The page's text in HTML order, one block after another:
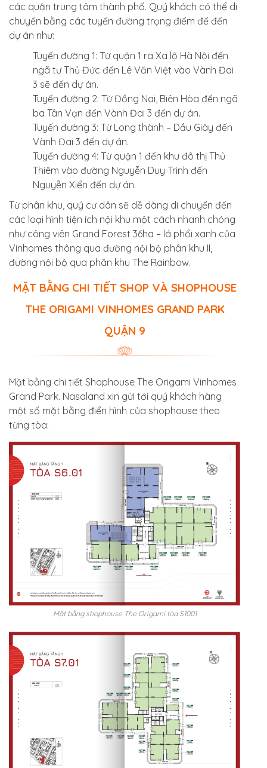
các quận trung tâm thành phố. Quý khách có thể di
chuyển bằng các tuyến đường trọng điểm để đến
dự án như:
Tuyến đường 1: Từ quận 1 ra Xa lộ Hà Nội đến
ngã tư Thủ Đức đến Lê Văn Việt vào Vành Đai
3 sẽ đến dự án.
Tuyến đường 2: Từ Đồng Nai, Biên Hòa đến ngã
ba Tân Vạn đến Vành Đai 3 đến dự án.
Tuyến đường 3: Từ Long thành – Dầu Giây đến
Vành Đai 3 đến dự án.
Tuyến đường 4: Từ quận 1 đến khu đô thị Thủ
Thiêm vào đường Nguyễn Duy Trinh đến
Nguyễn Xiển đến dự án.
Từ phân khu, quý cư dân sẽ dễ dàng di chuyển đến
các loại hình tiện ích nội khu một cách nhanh chóng
như công viên Grand Forest 36ha – lá phổi xanh của
Vinhomes thông qua đường nội bộ phân khu II,
đường nội bộ qua phân khu The Rainbow.
MẶT BẰNG CHI TIẾT SHOP VÀ SHOPHOUSE
THE ORIGAMI VINHOMES GRAND PARK
QUẬN 9
Mặt bằng chi tiết Shophouse The Origami Vinhomes
Grand Park. Nasaland xin gửi tới quý khách hàng
một số mặt bằng điển hình của shophouse theo
từng tòa:
Mặt bằng shophouse The Origami tòa S1001